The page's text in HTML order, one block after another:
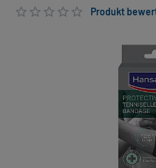
Produkt